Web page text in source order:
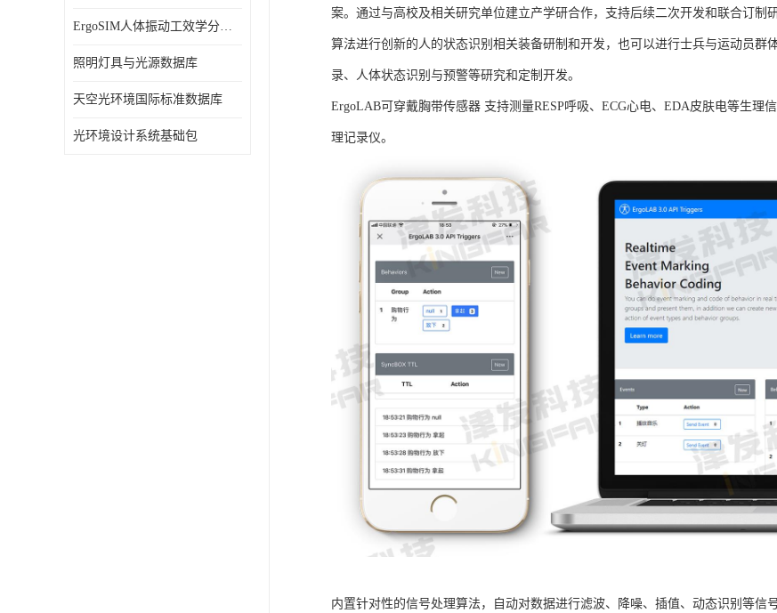
ErgoSIM人体振动工效学分析系统
照明灯具与光源数据库
天空光环境国际标准数据库
光环境设计系统基础包
案。通过与高校及相关研究单位建立产学研合作，支持后续二次开发和联合订制
算法进行创新的人的状态识别相关装备研制和开发，也可以进行士兵与运动员群
录、人体状态识别与预警等研究和定制开发。
ErgoLAB可穿戴胸带传感器 支持测量RESP呼吸、ECG心电、EDA皮肤电等生理
理记录仪。
内置针对性的信号处理算法，自动对数据进行滤波、降噪、插值、动态识别等信